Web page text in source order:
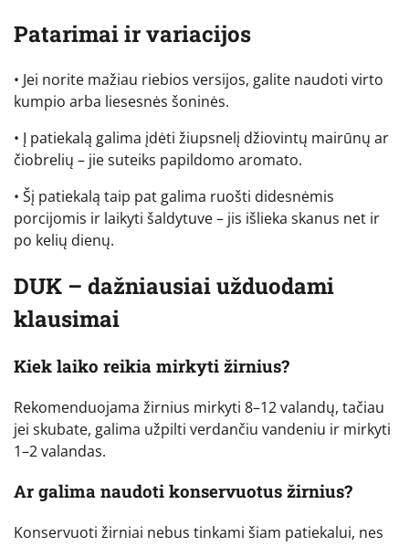
Patarimai ir variacijos
• Jei norite mažiau riebios versijos, galite naudoti virto
kumpio arba liesesnės šoninės.
• Į patiekalą galima įdėti žiupsnelį džiovintų mairūnų ar
čiobrelių – jie suteiks papildomo aromato.
• Šį patiekalą taip pat galima ruošti didesnėmis
porcijomis ir laikyti šaldytuve – jis išlieka skanus net ir
po kelių dienų.
DUK – dažniausiai užduodami
klausimai
Kiek laiko reikia mirkyti žirnius?
Rekomenduojama žirnius mirkyti 8–12 valandų, tačiau
jei skubate, galima užpilti verdančiu vandeniu ir mirkyti
1–2 valandas.
Ar galima naudoti konservuotus žirnius?
Konservuoti žirniai nebus tinkami šiam patiekalui, nes